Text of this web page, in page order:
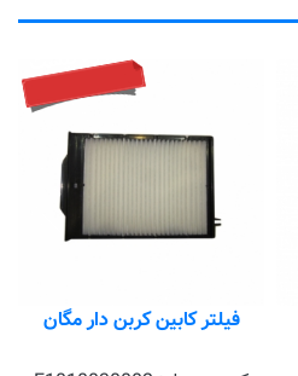
موجود نیست
فیلتر کابین کربن دار مگان